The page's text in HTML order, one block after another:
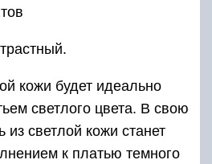
кожи будет идеально
светлого цвета. В свою
из светлой кожи станет
к платью темного